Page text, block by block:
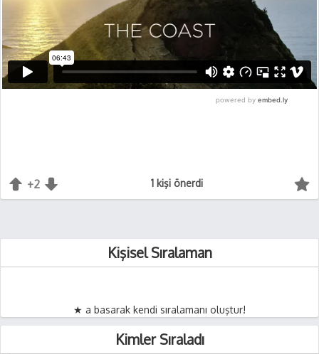
+2 1 kişi önerdi
Kişisel Sıralaman
★ a basarak kendi sıralamanı oluştur!
Kimler Sıraladı